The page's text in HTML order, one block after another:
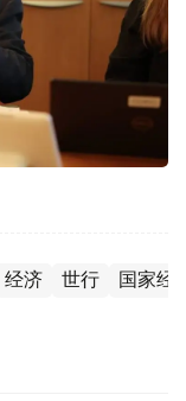
经济 世行 国家经